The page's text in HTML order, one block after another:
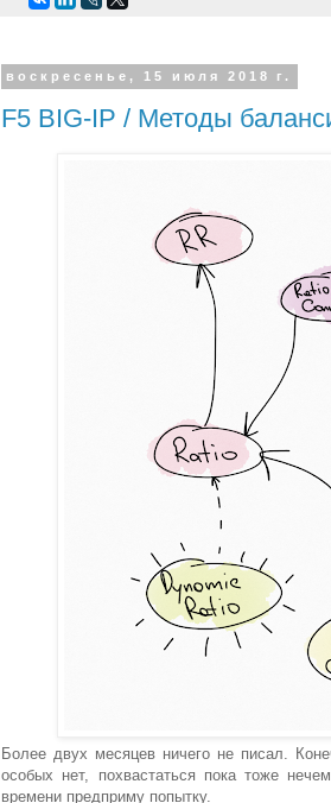
воскресенье, 15 июля 2018 г.
F5 BIG-IP / Методы
Более двух месяцев ничего не писал.
особых нет, похвастаться пока тоже
времени предприму попытку.